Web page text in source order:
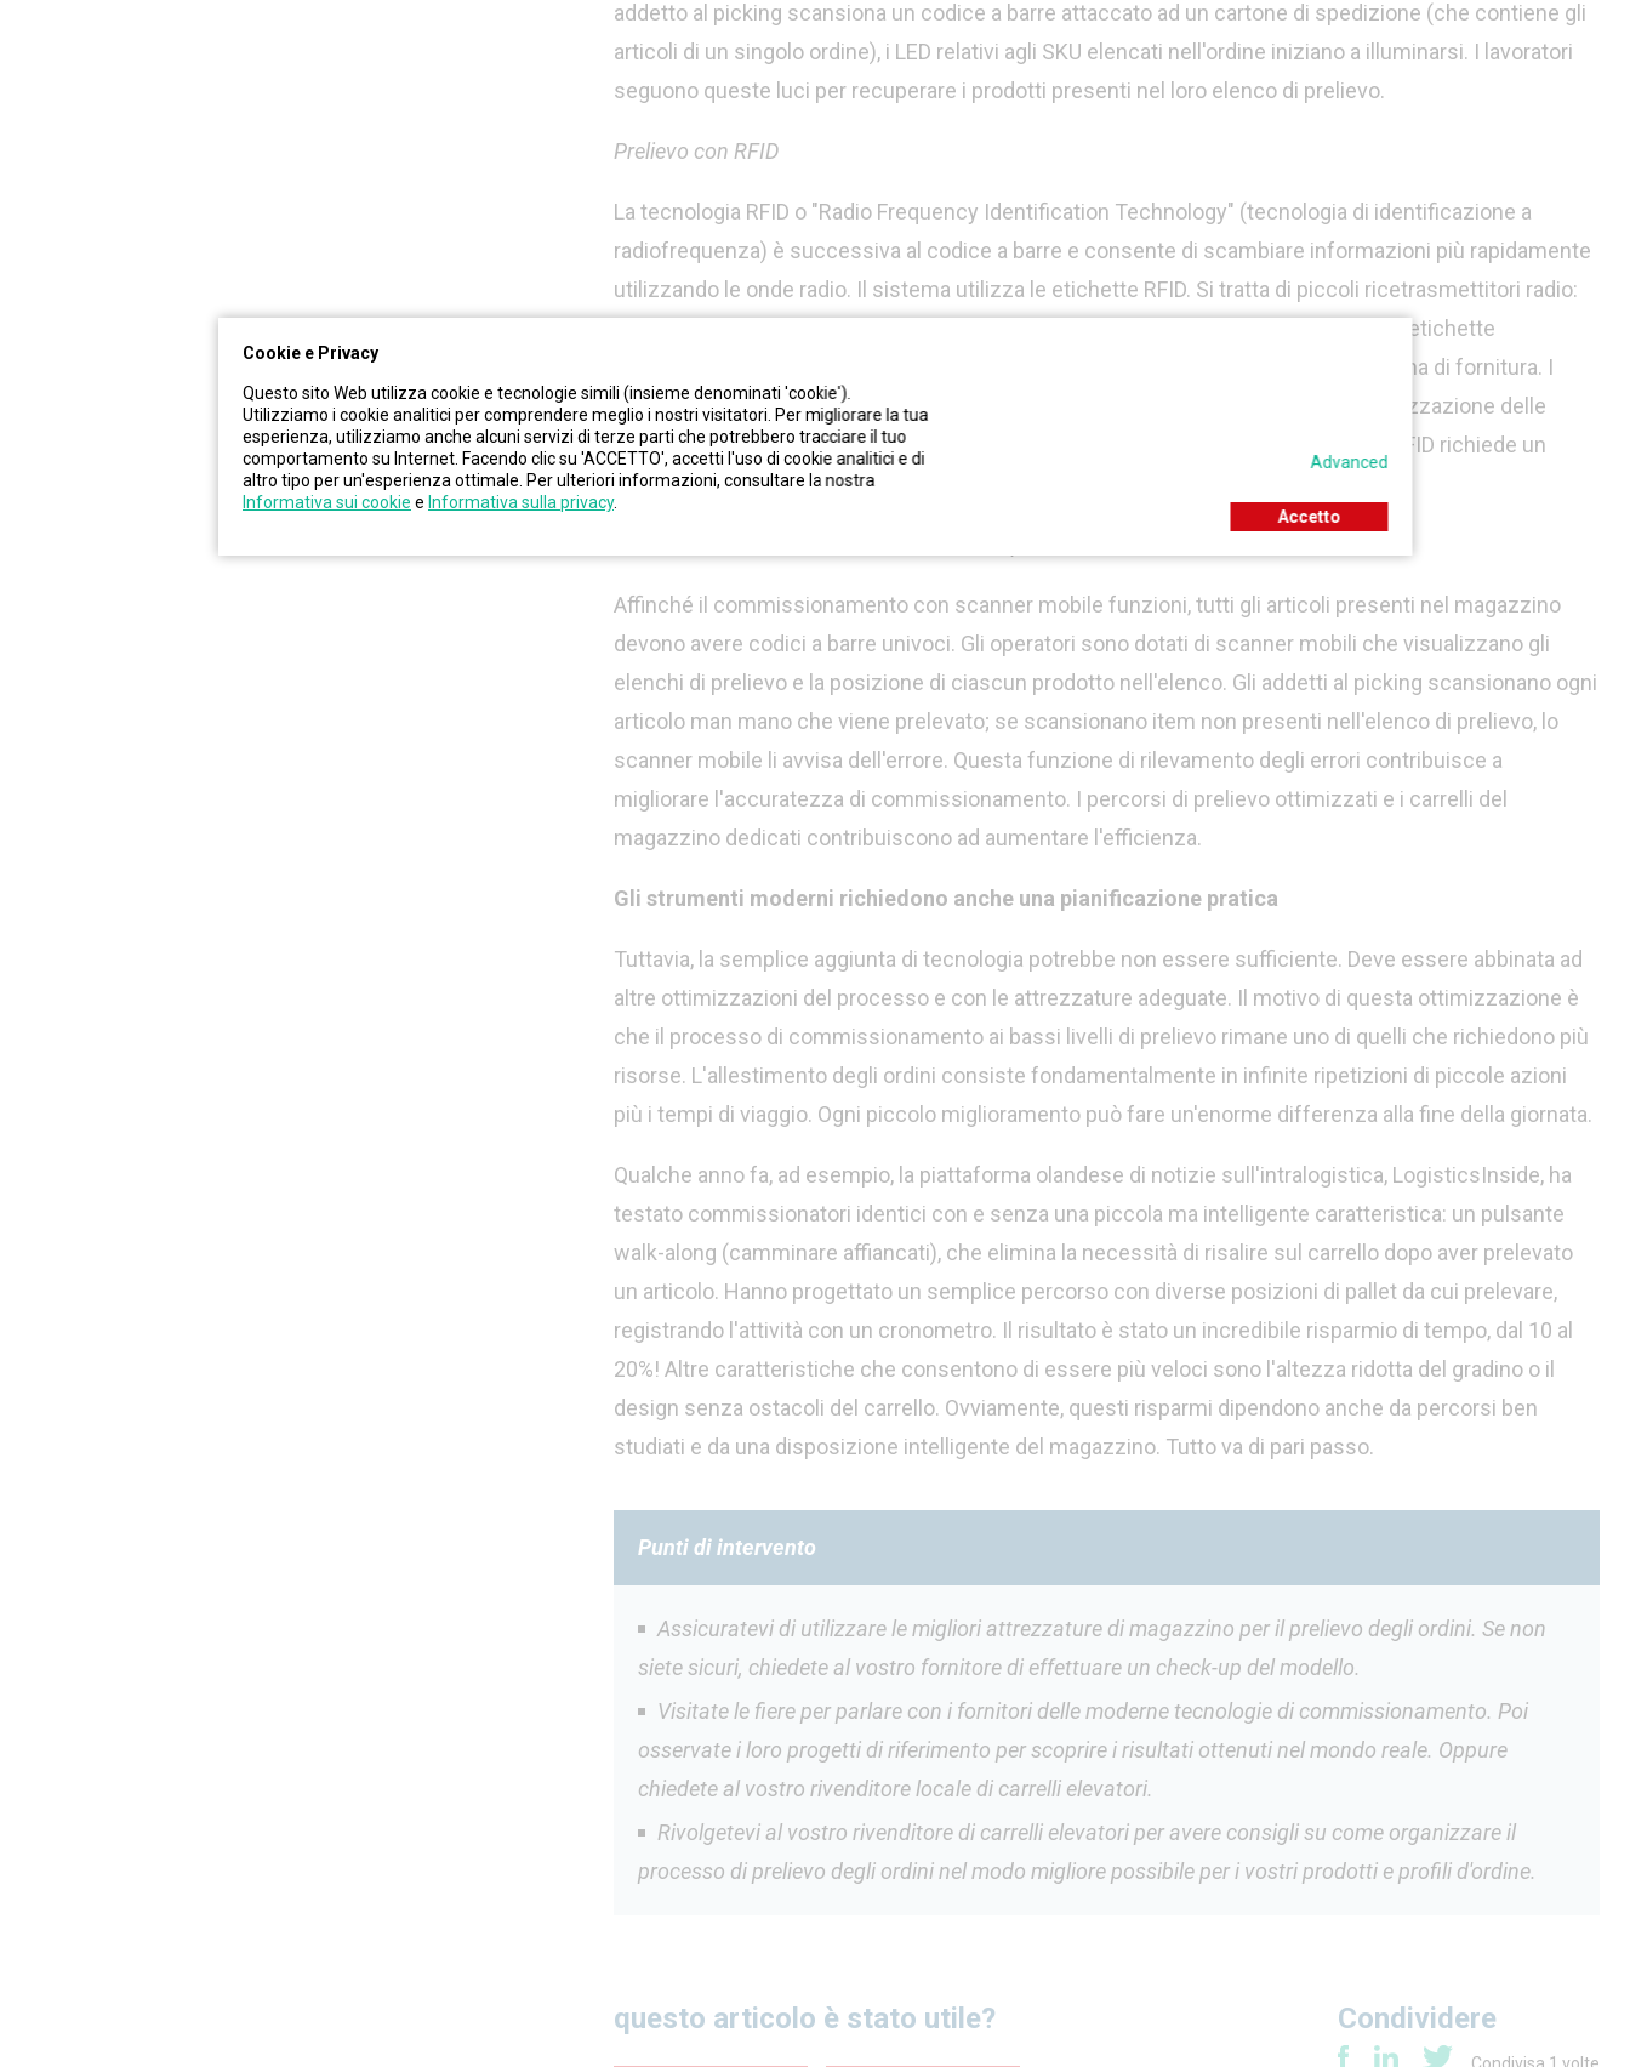
addetto al picking scansiona un codice a barre attaccato ad un cartone di spedizione (che contiene gli
articoli di un singolo ordine), i LED relativi agli SKU elencati nell'ordine iniziano a illuminarsi. I lavoratori
seguono queste luci per recuperare i prodotti presenti nel loro elenco di prelievo.
Prelievo con RFID
La tecnologia RFID o "Radio Frequency Identification Technology" (tecnologia di identificazione a
radiofrequenza) è successiva al codice a barre e consente di scambiare informazioni più rapidamente
utilizzando le onde radio. Il sistema utilizza le etichette RFID. Si tratta di piccoli ricetrasmettitori radio:
quando ricevono un determinato segnale, rispondono con un altro segnale. Queste etichette
contengono informazioni sul prodotto che possono essere lette lungo tutta la catena di fornitura. I
vantaggi di questo sistema sono, ad esempio, una più rapida identificazione e localizzazione delle
merci, una maggiore precisione e una migliore tracciabilità. Tuttavia, la tecnologia RFID richiede un
investimento più elevato rispetto ai codici a barre.
Affinché il commissionamento con scanner mobile funzioni, tutti gli articoli presenti nel magazzino
devono avere codici a barre univoci. Gli operatori sono dotati di scanner mobili che visualizzano gli
elenchi di prelievo e la posizione di ciascun prodotto nell'elenco. Gli addetti al picking scansionano ogni
articolo man mano che viene prelevato; se scansionano item non presenti nell'elenco di prelievo, lo
scanner mobile li avvisa dell'errore. Questa funzione di rilevamento degli errori contribuisce a
migliorare l'accuratezza di commissionamento. I percorsi di prelievo ottimizzati e i carrelli del
magazzino dedicati contribuiscono ad aumentare l'efficienza.
Gli strumenti moderni richiedono anche una pianificazione pratica
Tuttavia, la semplice aggiunta di tecnologia potrebbe non essere sufficiente. Deve essere abbinata ad
altre ottimizzazioni del processo e con le attrezzature adeguate. Il motivo di questa ottimizzazione è
che il processo di commissionamento ai bassi livelli di prelievo rimane uno di quelli che richiedono più
risorse. L'allestimento degli ordini consiste fondamentalmente in infinite ripetizioni di piccole azioni
più i tempi di viaggio. Ogni piccolo miglioramento può fare un'enorme differenza alla fine della giornata.
Qualche anno fa, ad esempio, la piattaforma olandese di notizie sull'intralogistica, LogisticsInside, ha
testato commissionatori identici con e senza una piccola ma intelligente caratteristica: un pulsante
walk-along (camminare affiancati), che elimina la necessità di risalire sul carrello dopo aver prelevato
un articolo. Hanno progettato un semplice percorso con diverse posizioni di pallet da cui prelevare,
registrando l'attività con un cronometro. Il risultato è stato un incredibile risparmio di tempo, dal 10 al
20%! Altre caratteristiche che consentono di essere più veloci sono l'altezza ridotta del gradino o il
design senza ostacoli del carrello. Ovviamente, questi risparmi dipendono anche da percorsi ben
studiati e da una disposizione intelligente del magazzino. Tutto va di pari passo.
Punti di intervento
Assicuratevi di utilizzare le migliori attrezzature di magazzino per il prelievo degli ordini. Se non
siete sicuri, chiedete al vostro fornitore di effettuare un check-up del modello.
Visitate le fiere per parlare con i fornitori delle moderne tecnologie di commissionamento. Poi
osservate i loro progetti di riferimento per scoprire i risultati ottenuti nel mondo reale. Oppure
chiedete al vostro rivenditore locale di carrelli elevatori.
Rivolgetevi al vostro rivenditore di carrelli elevatori per avere consigli su come organizzare il
processo di prelievo degli ordini nel modo migliore possibile per i vostri prodotti e profili d'ordine.
questo articolo è stato utile? Condividere
Cookie e Privacy
Questo sito Web utilizza cookie e tecnologie simili (insieme denominati 'cookie').
Utilizziamo i cookie analitici per comprendere meglio i nostri visitatori. Per migliorare la tua
esperienza, utilizziamo anche alcuni servizi di terze parti che potrebbero tracciare il tuo
comportamento su Internet. Facendo clic su 'ACCETTO', accetti l'uso di cookie analitici e di
altro tipo per un'esperienza ottimale. Per ulteriori informazioni, consultare la nostra
Informativa sui cookie e Informativa sulla privacy.
Accetto
Advanced